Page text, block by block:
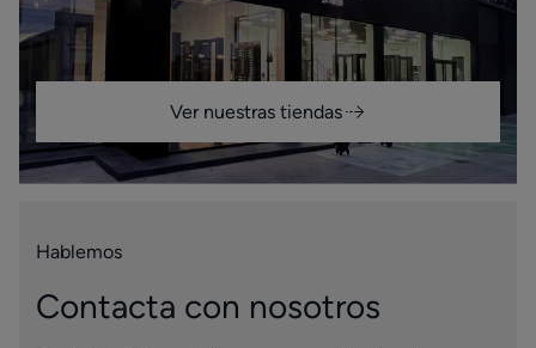
Ver nuestras tiendas
Hablemos
Contacta con nosotros